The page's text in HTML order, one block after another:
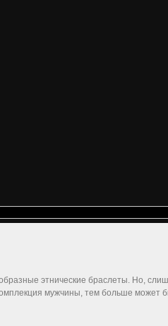
этнические браслеты. Но,
мужчины, тем больше может